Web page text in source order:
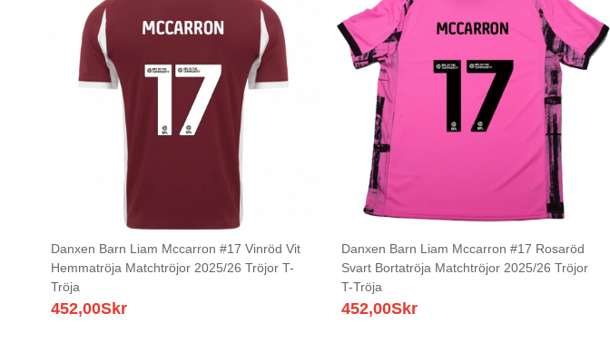
Danxen Barn Liam Mccarron #17 Vinröd Vit
Hemmatröja Matchtröjor 2025/26 Tröjor T-
Tröja
452,00Skr
Danxen Barn Liam Mccarron #17 Rosaröd
Svart Bortatröja Matchtröjor 2025/26 Tröjor
T-Tröja
452,00Skr